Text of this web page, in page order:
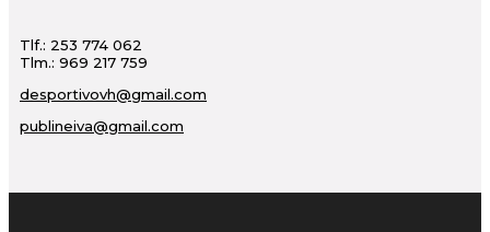
Tlf.: 253 774 062
Tlm.: 969 217 759
desportivovh@gmail.com
publineiva@gmail.com